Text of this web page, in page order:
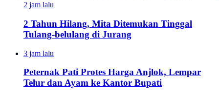
2 jam lalu
2 Tahun Hilang, Mita Ditemukan Tinggal
Tulang-belulang di Jurang
3 jam lalu
Peternak Pati Protes Harga Anjlok, Lempar
Telur dan Ayam ke Kantor Bupati